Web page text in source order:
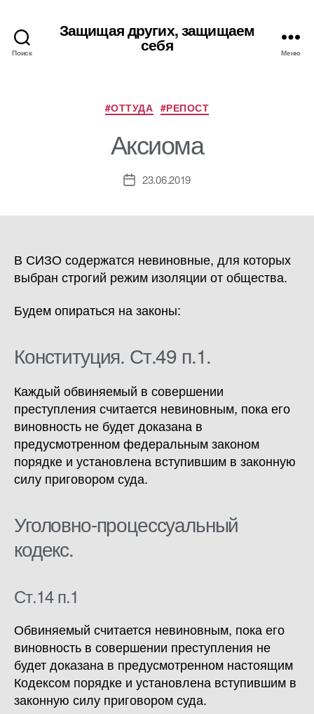
Поиск
Защищая других, защищаем
себя Меню
Рубрики
#ОТТУДА #РЕПОСТ
Аксиома
Дата23.06.2019
В СИЗО содержатся невиновные, для которых
выбран строгий режим изоляции от общества.
Будем опираться на законы:
Конституция. Ст.49 п.1.
Каждый обвиняемый в совершении
преступления считается невиновным, пока его
виновность не будет доказана в
предусмотренном федеральным законом
порядке и установлена вступившим в законную
силу приговором суда.
Уголовно-процессуальный
кодекс.
Ст.14 п.1
Обвиняемый считается невиновным, пока его
виновность в совершении преступления не
будет доказана в предусмотренном настоящим
Кодексом порядке и установлена вступившим в
законную силу приговором суда.